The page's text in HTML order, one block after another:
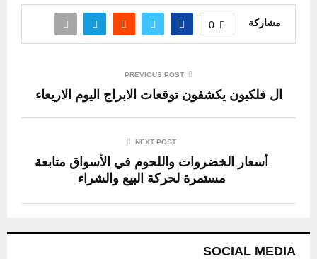
مشاركة 0
PREVIOUS POST
ال فلكيون يكشفون توقعات الابراج اليوم الاربعاء
NEXT POST
أسعار الخضروات واللحوم في الأسواق متابعة
مستمرة لحركة البيع والشراء
SOCIAL MEDIA